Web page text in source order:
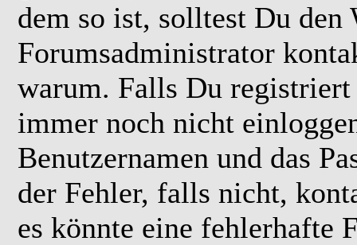
dem so ist, solltest Du den
Forumsadministrator
warum. Falls Du
immer noch nicht
Benutzernamen und das
der Fehler, falls nicht,
es könnte eine fehlerhafte